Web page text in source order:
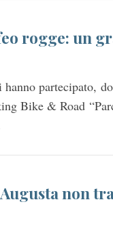
rogge: un
partecipato,
Bike & Road
non